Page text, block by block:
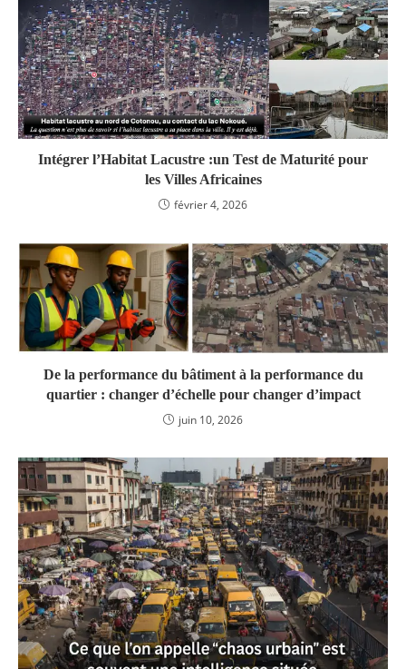
Intégrer l’Habitat Lacustre :un Test de Maturité pour
les Villes Africaines
février 4, 2026
De la performance du bâtiment à la performance du
quartier : changer d’échelle pour changer d’impact
juin 10, 2026